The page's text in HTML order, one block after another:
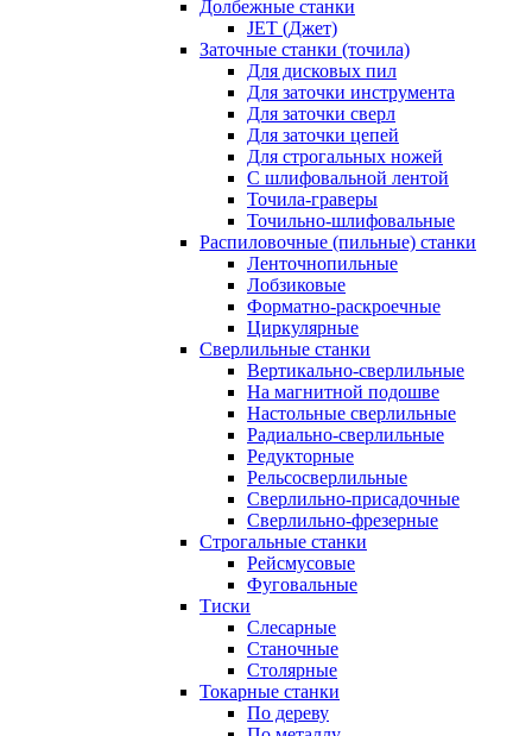
Долбежные станки
JET (Джет)
Заточные станки (точила)
Для дисковых пил
Для заточки инструмента
Для заточки сверл
Для заточки цепей
Для строгальных ножей
С шлифовальной лентой
Точила-граверы
Точильно-шлифовальные
Распиловочные (пильные) станки
Ленточнопильные
Лобзиковые
Форматно-раскроечные
Циркулярные
Сверлильные станки
Вертикально-сверлильные
На магнитной подошве
Настольные сверлильные
Радиально-сверлильные
Редукторные
Рельсосверлильные
Сверлильно-присадочные
Сверлильно-фрезерные
Строгальные станки
Рейсмусовые
Фуговальные
Тиски
Слесарные
Станочные
Столярные
Токарные станки
По дереву